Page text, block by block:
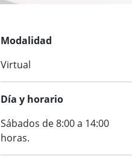
Modalidad
Virtual
Día y horario
Sábados de 8:00 a 14:00
horas.